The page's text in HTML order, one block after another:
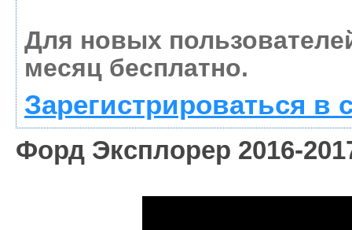
Для новых
месяц бесплатно.
Зарегистрироваться в
Форд Эксплорер 2016-